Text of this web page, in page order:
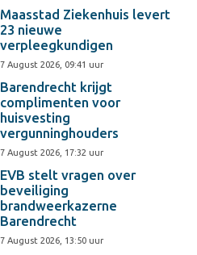
Maasstad Ziekenhuis levert
23 nieuwe
verpleegkundigen
7 August 2026, 09:41 uur
Barendrecht krijgt
complimenten voor
huisvesting
vergunninghouders
7 August 2026, 17:32 uur
EVB stelt vragen over
beveiliging
brandweerkazerne
Barendrecht
7 August 2026, 13:50 uur